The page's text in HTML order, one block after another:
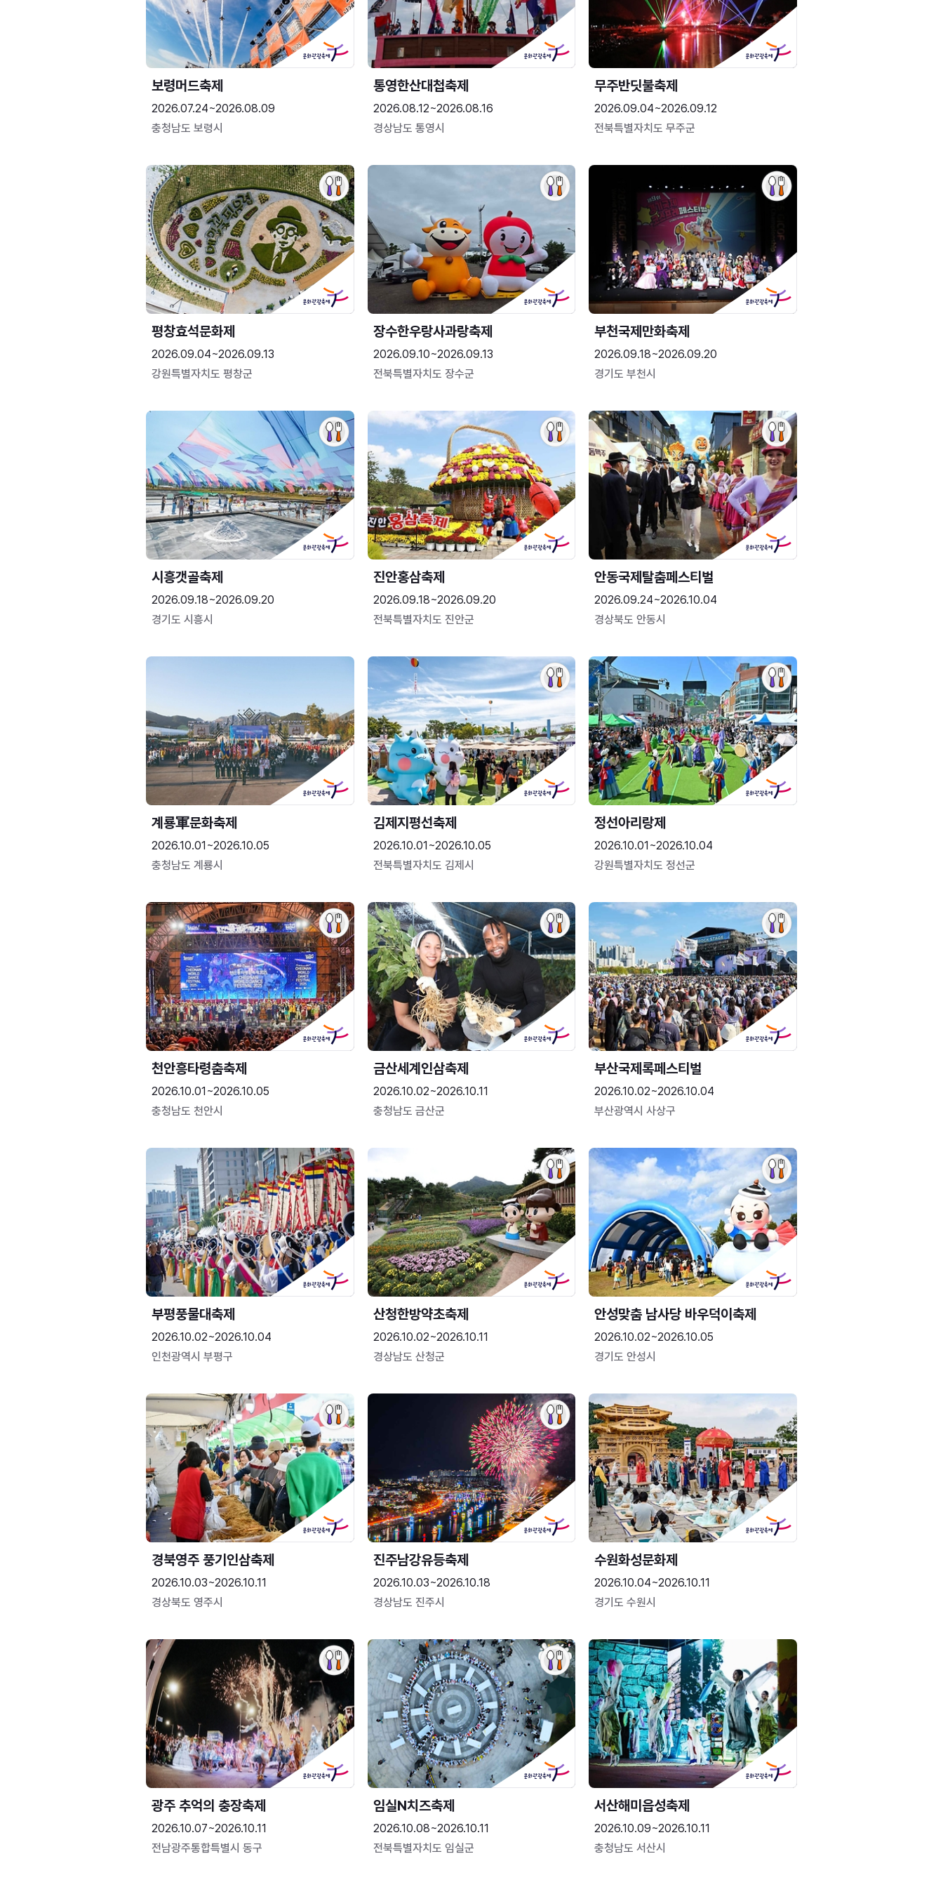
보령머드축제
2026.07.24~2026.08.09
충청남도 보령시
통영한산대첩축제
2026.08.12~2026.08.16
경상남도 통영시
무주반딧불축제
2026.09.04~2026.09.12
전북특별자치도 무주군
평창효석문화제
2026.09.04~2026.09.13
강원특별자치도 평창군
장수한우랑사과랑축제
2026.09.10~2026.09.13
전북특별자치도 장수군
부천국제만화축제
2026.09.18~2026.09.20
경기도 부천시
시흥갯골축제
2026.09.18~2026.09.20
경기도 시흥시
진안홍삼축제
2026.09.18~2026.09.20
전북특별자치도 진안군
안동국제탈춤페스티벌
2026.09.24~2026.10.04
경상북도 안동시
2026.10.01~2026.10.05
충청남도 계룡시
김제지평선축제
2026.10.01~2026.10.05
전북특별자치도 김제시
정선아리랑제
2026.10.01~2026.10.04
강원특별자치도 정선군
천안흥타령춤축제
2026.10.01~2026.10.05
충청남도 천안시
금산세계인삼축제
2026.10.02~2026.10.11
충청남도 금산군
부산국제록페스티벌
2026.10.02~2026.10.04
부산광역시 사상구
부평풍물대축제
2026.10.02~2026.10.04
인천광역시 부평구
산청한방약초축제
2026.10.02~2026.10.11
경상남도 산청군
안성맞춤 남사당 바우덕이축제
2026.10.02~2026.10.05
경기도 안성시
경북영주 풍기인삼축제
2026.10.03~2026.10.11
경상북도 영주시
진주남강유등축제
2026.10.03~2026.10.18
경상남도 진주시
수원화성문화제
2026.10.04~2026.10.11
경기도 수원시
광주 추억의 충장축제
2026.10.07~2026.10.11
전남광주통합특별시 동구
임실N치즈축제
2026.10.08~2026.10.11
전북특별자치도 임실군
서산해미읍성축제
2026.10.09~2026.10.11
충청남도 서산시